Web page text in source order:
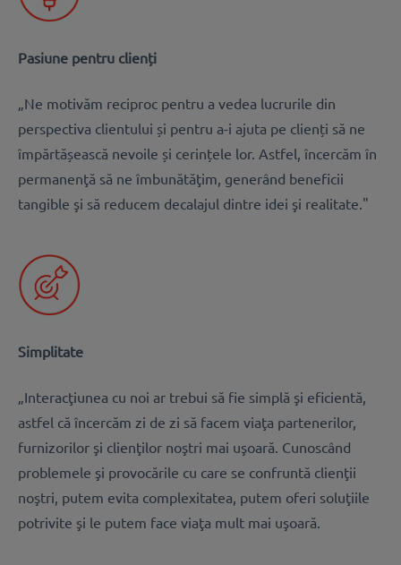
Pasiune pentru clienți
„Ne motivăm reciproc pentru a vedea lucrurile din
perspectiva clientului și pentru a-i ajuta pe clienți să ne
împărtășească nevoile și cerințele lor. Astfel, încercăm în
permanenţă să ne îmbunătăţim, generând beneficii
tangible şi să reducem decalajul dintre idei şi realitate."
Simplitate
„Interacţiunea cu noi ar trebui să fie simplă şi eficientă,
astfel că încercăm zi de zi să facem ​​​​​viaţa partenerilor,
furnizorilor şi clienţilor noştri mai uşoară. Cunoscând
problemele şi provocările cu care se confruntă clienţii
noştri, putem evita complexitatea, putem oferi soluţiile
potrivite şi le putem face viaţa mult mai uşoară.